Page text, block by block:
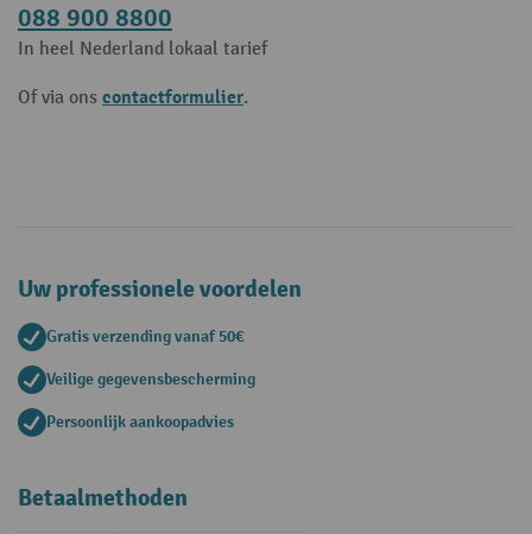
088 900 8800
In heel Nederland lokaal tarief
Of via ons contactformulier.
Uw professionele voordelen
Gratis verzending vanaf 50€
Veilige gegevensbescherming
Persoonlijk aankoopadvies
Betaalmethoden